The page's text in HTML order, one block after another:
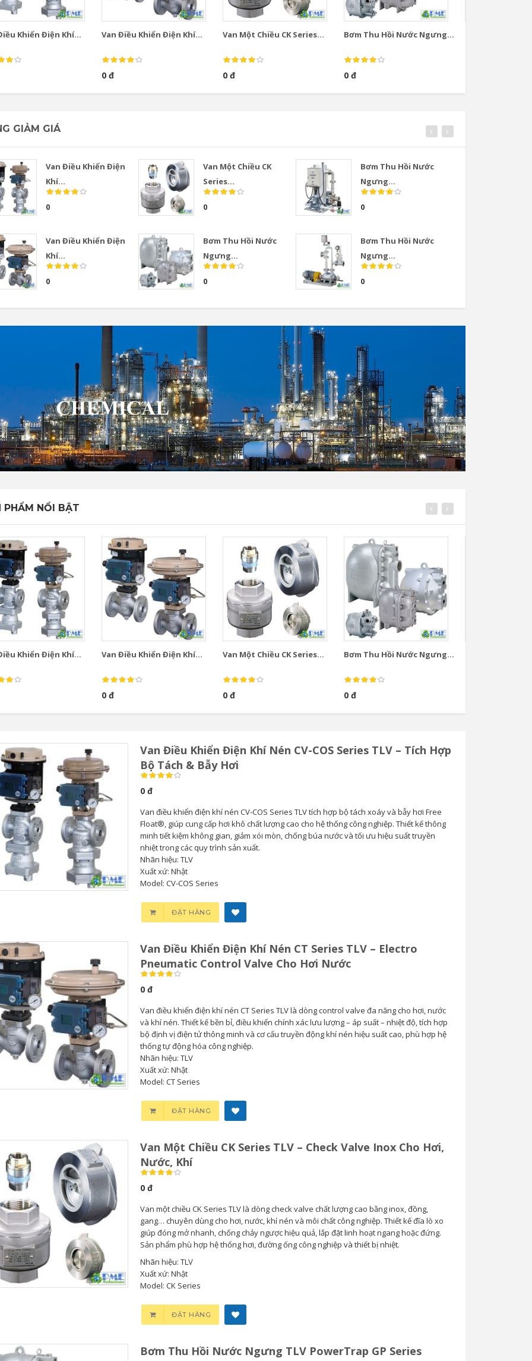
Khiển Điện Khí... Van Điều Khiển Điện Khí...
0 đ
Van Một Chiều CK Series...
0 đ
Bơm Thu Hồi Nước Ngưng...
0 đ
GIẢM GIÁ
Van Điều Khiển Điện
Khí...
0
Van Điều Khiển Điện
Khí...
0
Van Một Chiều CK
Series...
0
Bơm Thu Hồi Nước
Ngưng...
0
Bơm Thu Hồi Nước
Ngưng...
0
Bơm Thu Hồi Nước
Ngưng...
0
PHẨM NỔI BẬT
Khiển Điện Khí... Van Điều Khiển Điện Khí...
0 đ
Van Một Chiều CK Series...
0 đ
Bơm Thu Hồi Nước Ngưng...
0 đ
Van Điều Khiển Điện Khí Nén CV-COS Series TLV – Tích Hợp
Bộ Tách & Bẫy Hơi
0 đ
Van điều khiển điện khí nén CV-COS Series TLV tích hợp bộ tách xoáy và bẫy hơi Free
Float®, giúp cung cấp hơi khô chất lượng cao cho hệ thống công nghiệp. Thiết kế thông
minh tiết kiệm không gian, giảm xói mòn, chống búa nước và tối ưu hiệu suất truyền
nhiệt trong các quy trình sản xuất.
Nhãn hiệu: TLV
Xuất xứ: Nhật
Model: CV-COS Series
ĐẶT HÀNG
Van Điều Khiển Điện Khí Nén CT Series TLV – Electro
Pneumatic Control Valve Cho Hơi Nước
0 đ
Van điều khiển điện khí nén CT Series TLV là dòng control valve đa năng cho hơi, nước
và khí nén. Thiết kế bền bỉ, điều khiển chính xác lưu lượng – áp suất – nhiệt độ, tích hợp
bộ định vị điện tử thông minh và cơ cấu truyền động khí nén hiệu suất cao, phù hợp hệ
thống tự động hóa công nghiệp.
Nhãn hiệu: TLV
Xuất xứ: Nhật
Model: CT Series
ĐẶT HÀNG
Van Một Chiều CK Series TLV – Check Valve Inox Cho Hơi,
Nước, Khí
0 đ
Van một chiều CK Series TLV là dòng check valve chất lượng cao bằng inox, đồng,
gang… chuyên dùng cho hơi, nước, khí nén và môi chất công nghiệp. Thiết kế đĩa lò xo
giúp đóng mở nhanh, chống chảy ngược hiệu quả, lắp đặt linh hoạt ngang hoặc đứng.
Sản phẩm phù hợp hệ thống hơi, đường ống công nghiệp và thiết bị nhiệt.
Nhãn hiệu: TLV
Xuất xứ: Nhật
Model: CK Series
ĐẶT HÀNG
Bơm Thu Hồi Nước Ngưng TLV PowerTrap GP Series
Bơm Thu Hồi Nước
Bơm Thu Hồi Nước
Ngưng Chân...
0
Bơm Thu Hồi Nước
Ngưng TLV...
Van Giảm Áp Hơi TLV
COS Series...
Van Xả Bypass TLV
BD800 Chính...
0
0
0